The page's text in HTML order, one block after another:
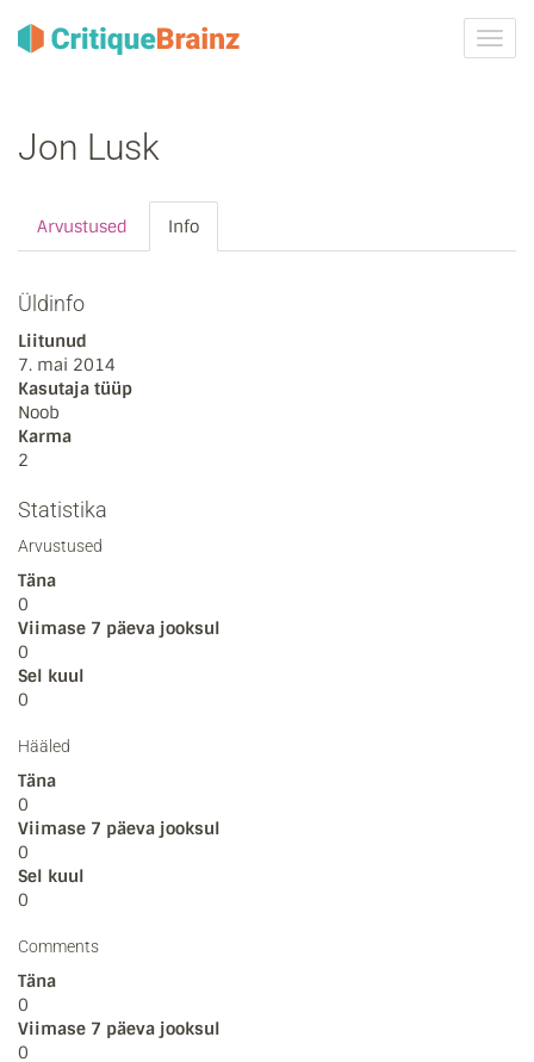
Jon Lusk
Arvustused Info
Üldinfo
Liitunud
7. mai 2014
Kasutaja tüüp
Noob
Karma
2
Statistika
Arvustused
Täna
0
Viimase 7 päeva jooksul
0
Sel kuul
0
Hääled
Täna
0
Viimase 7 päeva jooksul
0
Sel kuul
0
Comments
Täna
0
Viimase 7 päeva jooksul
0